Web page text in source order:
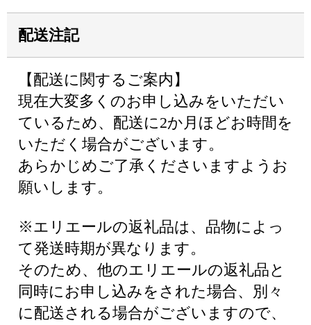
配送注記
【配送に関するご案内】
現在大変多くのお申し込みをいただい
ているため、配送に2か月ほどお時間を
いただく場合がございます。
あらかじめご了承くださいますようお
願いします。
※エリエールの返礼品は、品物によっ
て発送時期が異なります。
そのため、他のエリエールの返礼品と
同時にお申し込みをされた場合、別々
に配送される場合がございますので、